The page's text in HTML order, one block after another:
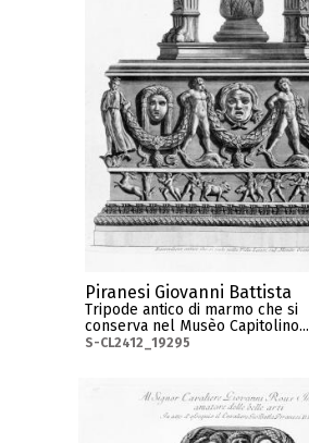
Piranesi Giovanni Battista
Tripode antico di marmo che si
conserva nel Musèo Capitolino...
S-CL2412_19295